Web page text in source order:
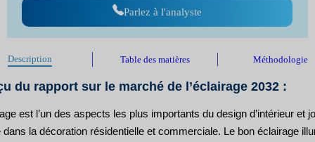
Parlez à l'analyste
Description Table des matières Méthodologie
du rapport sur le marché de l’éclairage 2032 :
est l’un des aspects les plus importants du design d’intérieur et
dans la décoration résidentielle et commerciale. Le bon éclairage